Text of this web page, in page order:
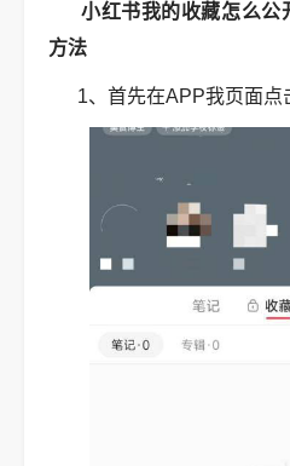
小红书我的收藏怎么公
方法
1、首先在APP我页面点